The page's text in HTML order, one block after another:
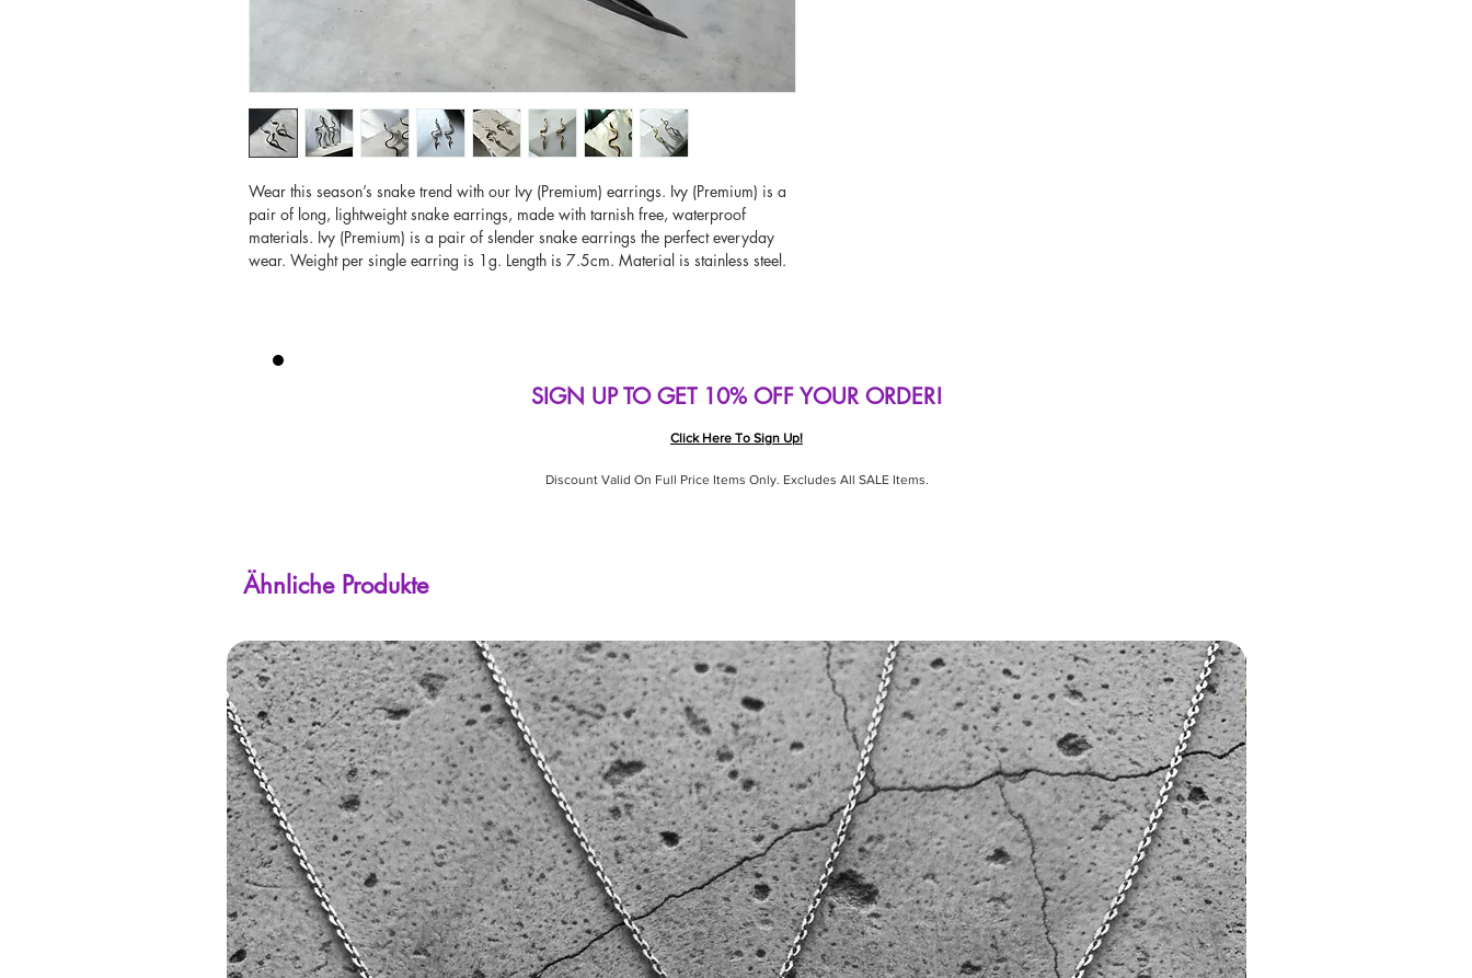
Wear this season’s snake trend with our Ivy (Premium) earrings. Ivy (Premium) is a
pair of long, lightweight snake earrings, made with tarnish free, waterproof
materials. Ivy (Premium) is a pair of slender snake earrings the perfect everyday
wear. Weight per single earring is 1g. Length is 7.5cm. Material is stainless steel.
SIGN UP TO GET 10% OFF YOUR ORDER!
Click Here To Sign Up!
Discount Valid On Full Price Items Only. Excludes All SALE Items.
Ähnliche Produkte